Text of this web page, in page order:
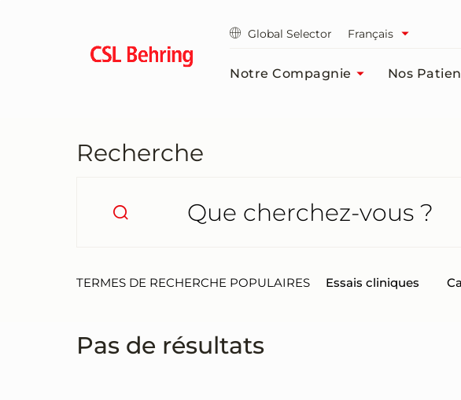
Global Selector Français
Notre Compagnie Nos
Recherche
TERMES DE RECHERCHE POPULAIRES Essais cliniques
Pas de résultats